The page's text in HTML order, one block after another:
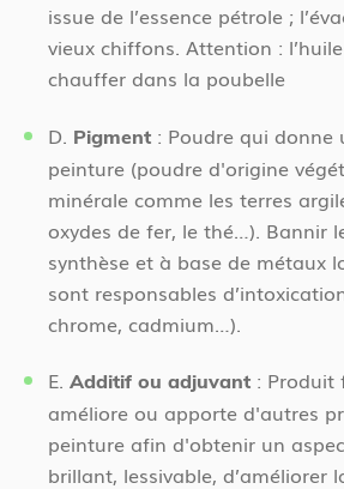
issue de l’essence pétrole ;
vieux chiffons. Attention :
chauffer dans la poubelle
D. Pigment : Poudre qui donne
peinture (poudre d'origine
minérale comme les terres
oxydes de fer, le thé…). Bannir
synthèse et à base de métaux
sont responsables
chrome, cadmium…).
E. Additif ou adjuvant :
améliore ou apporte d'autres
peinture afin d'obtenir un
brillant, lessivable, d’améliorer